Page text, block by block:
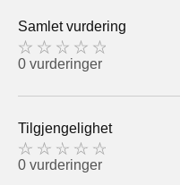
Samlet vurdering
0 vurderinger
Tilgjengelighet
0 vurderinger